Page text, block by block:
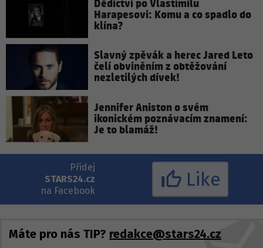
Dědictví po Vlastimilu
Harapesovi: Komu a co spadlo do
klína?
Slavný zpěvák a herec Jared Leto
čelí obviněním z obtěžování
nezletilých dívek!
Jennifer Aniston o svém
ikonickém poznávacím znamení:
Je to blamáž!
Přidej
STARS24.cz
na Facebook
Like
Máte pro nás TIP? redakce@stars24.cz